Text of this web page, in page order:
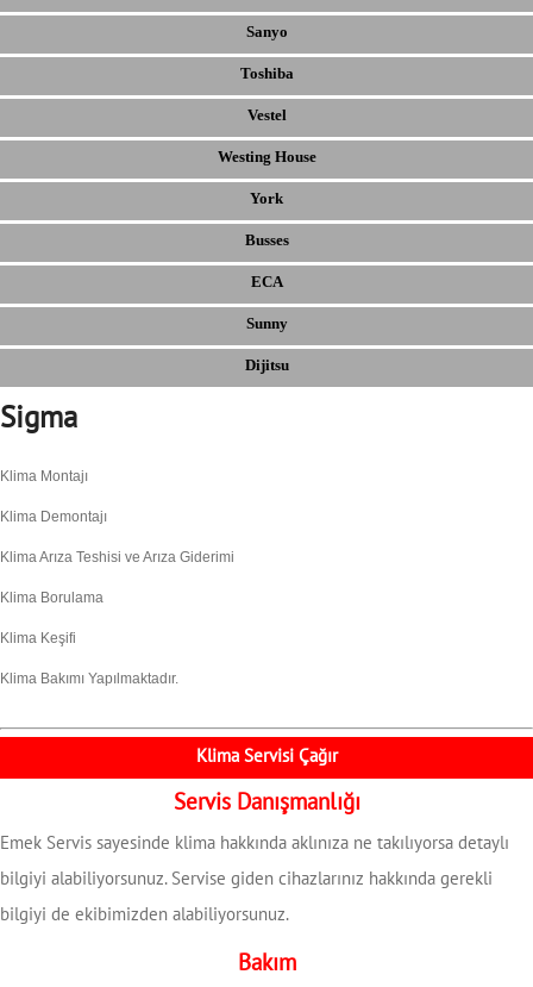
Sanyo
Toshiba
Vestel
Westing House
York
Busses
ECA
Sunny
Dijitsu
Sigma
Klima Montajı
Klima Demontajı
Klima Arıza Teshisi ve Arıza Giderimi
Klima Borulama
Klima Keşifi
Klima Bakımı Yapılmaktadır.
Klima Servisi Çağır
Servis Danışmanlığı
Emek Servis sayesinde klima hakkında aklınıza ne takılıyorsa detaylı
bilgiyi alabiliyorsunuz. Servise giden cihazlarınız hakkında gerekli
bilgiyi de ekibimizden alabiliyorsunuz.
Bakım